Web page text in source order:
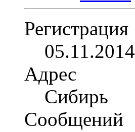
Регистрация
05.11.2014
Адрес
Сибирь
Сообщений